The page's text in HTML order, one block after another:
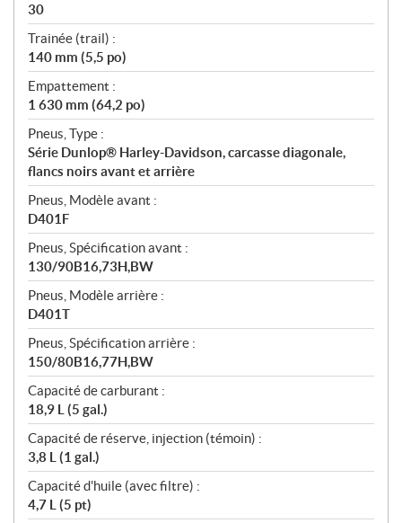
30
Trainée (trail) :
140 mm (5,5 po)
Empattement :
1 630 mm (64,2 po)
Pneus, Type :
Série Dunlop® Harley-Davidson, carcasse diagonale,
flancs noirs avant et arrière
Pneus, Modèle avant :
D401F
Pneus, Spécification avant :
130/90B16,73H,BW
Pneus, Modèle arrière :
D401T
Pneus, Spécification arrière :
150/80B16,77H,BW
Capacité de carburant :
18,9 L (5 gal.)
Capacité de réserve, injection (témoin) :
3,8 L (1 gal.)
Capacité d'huile (avec filtre) :
4,7 L (5 pt)